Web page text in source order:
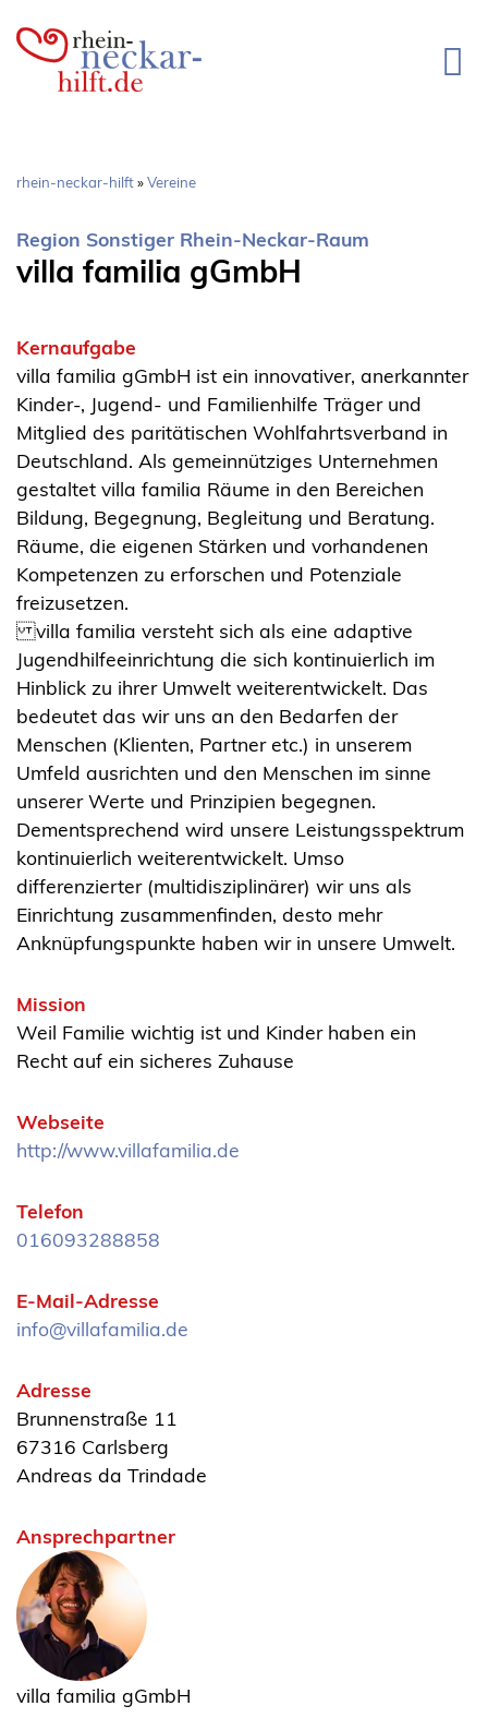
zum
Pfadnavigation
rhein-neckar-hilft Vereine
Region Sonstiger Rhein-Neckar-Raum
villa familia gGmbH
Kernaufgabe
villa familia gGmbH ist ein innovativer, anerkannter
Kinder-, Jugend- und Familienhilfe Träger und
Mitglied des paritätischen Wohlfahrtsverband in
Deutschland. Als gemeinnütziges Unternehmen
gestaltet villa familia Räume in den Bereichen
Bildung, Begegnung, Begleitung und Beratung.
Räume, die eigenen Stärken und vorhandenen
Kompetenzen zu erforschen und Potenziale
freizusetzen.
villa familia versteht sich als eine adaptive
Jugendhilfeeinrichtung die sich kontinuierlich im
Hinblick zu ihrer Umwelt weiterentwickelt. Das
bedeutet das wir uns an den Bedarfen der
Menschen (Klienten, Partner etc.) in unserem
Umfeld ausrichten und den Menschen im sinne
unserer Werte und Prinzipien begegnen.
Dementsprechend wird unsere Leistungsspektrum
kontinuierlich weiterentwickelt. Umso
differenzierter (multidisziplinärer) wir uns als
Einrichtung zusammenfinden, desto mehr
Anknüpfungspunkte haben wir in unsere Umwelt.
Mission
Weil Familie wichtig ist und Kinder haben ein
Recht auf ein sicheres Zuhause
Webseite
http://www.villafamilia.de
Telefon
016093288858
E-Mail-Adresse
info@villafamilia.de
Adresse
Brunnenstraße 11
67316 Carlsberg
Andreas da Trindade
Ansprechpartner
villa familia gGmbH